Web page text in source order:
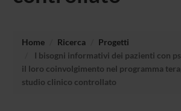
Home Ricerca
Progetti
I bisogni informativi dei pazienti con
il loro coinvolgimento nel programma
studio clinico controllato